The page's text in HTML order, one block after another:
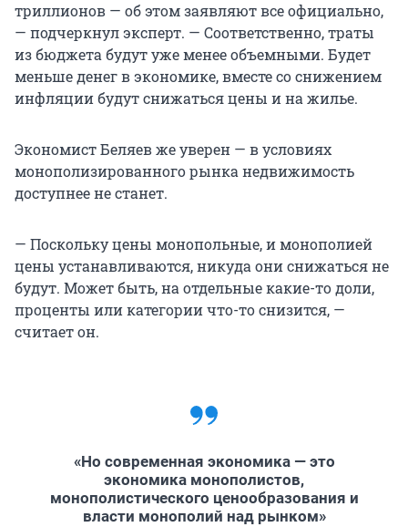
триллионов — об этом заявляют все официально,
— подчеркнул эксперт. — Соответственно, траты
из бюджета будут уже менее объемными. Будет
меньше денег в экономике, вместе со снижением
инфляции будут снижаться цены и на жилье.
Экономист Беляев же уверен — в условиях
монополизированного рынка недвижимость
доступнее не станет.
— Поскольку цены монопольные, и монополией
цены устанавливаются, никуда они снижаться не
будут. Может быть, на отдельные какие-то доли,
проценты или категории что-то снизится, —
считает он.
«Но современная экономика — это
экономика монополистов,
монополистического ценообразования и
власти монополий над рынком»